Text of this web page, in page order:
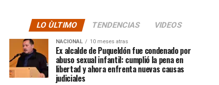
LO ÙLTIMO TENDENCIAS VIDEOS
NACIONAL 10 meses atras
Ex alcalde de Puqueldón fue condenado por
abuso sexual infantil: cumplió la pena en
libertad y ahora enfrenta nuevas causas
judiciales